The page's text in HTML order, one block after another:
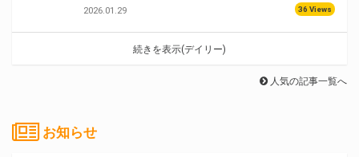
2026.01.29 36 Views
続きを表示(デイリー)
人気の記事一覧へ
お知らせ